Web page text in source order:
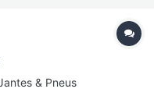
& Pneus